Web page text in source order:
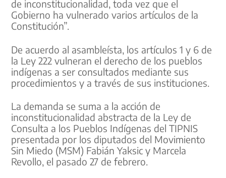
de inconstitucionalidad, toda vez que el
Gobierno ha vulnerado varios artículos de la
Constitución”.
De acuerdo al asambleísta, los artículos 1 y 6 de
la Ley 222 vulneran el derecho de los pueblos
indígenas a ser consultados mediante sus
procedimientos y a través de sus instituciones.
La demanda se suma a la acción de
inconstitucionalidad abstracta de la Ley de
Consulta a los Pueblos Indígenas del TIPNIS
presentada por los diputados del Movimiento
Sin Miedo (MSM) Fabián Yaksic y Marcela
Revollo, el pasado 27 de febrero.